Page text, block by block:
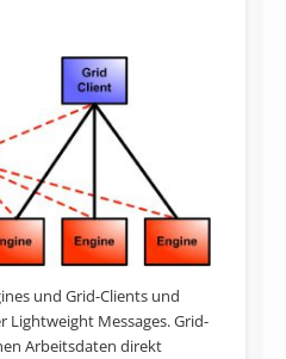
und Grid-Clients und
Lightweight Messages. Grid-
Arbeitsdaten direkt